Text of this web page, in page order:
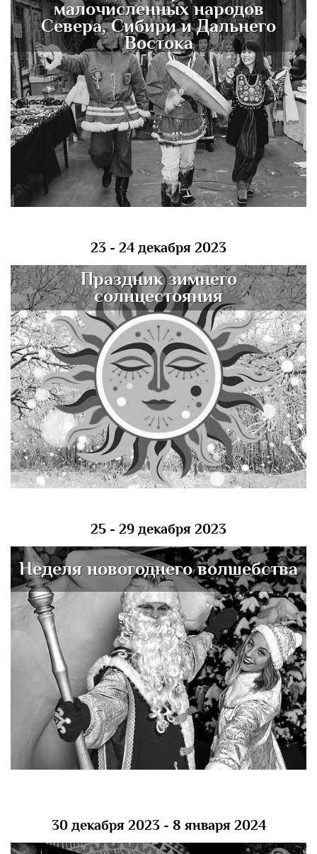
малочисленных народов
Севера, Сибири и Дальнего
Востока
23 - 24 декабря 2023
Праздник зимнего
солнцестояния
25 - 29 декабря 2023
Неделя новогоднего волшебства
30 декабря 2023 - 8 января 2024